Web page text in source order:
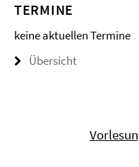
TERMINE
keine aktuellen Termine
Übersicht